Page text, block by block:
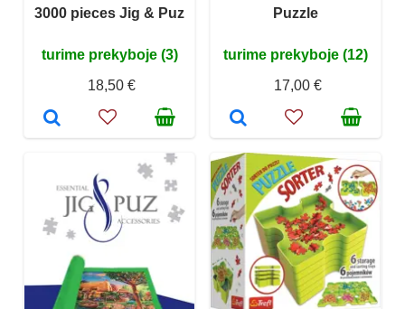
3000 pieces Jig & Puz
turime prekyboje (3)
18,50 €
Puzzle
turime prekyboje (12)
17,00 €